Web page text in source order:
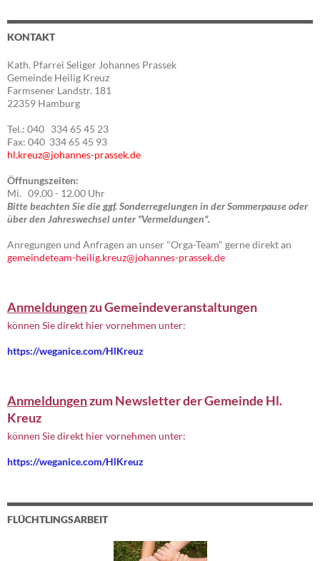
KONTAKT
Kath. Pfarrei Seliger Johannes Prassek
Gemeinde Heilig Kreuz
Farmsener Landstr. 181
22359 Hamburg
Tel.: 040 334 65 45 23
Fax: 040 334 65 45 93
hl.kreuz@johannes-prassek.de
Öffnungszeiten:
Mi. 09.00 - 12.00 Uhr
Bitte beachten Sie die ggf. Sonderregelungen in der Sommerpause oder
über den Jahreswechsel unter "Vermeldungen".
Anregungen und Anfragen an unser "Orga-Team" gerne direkt an
gemeindeteam-heilig.kreuz@johannes-prassek.de
Anmeldungenzu Gemeindeveranstaltungen
können Sie direkt hier vornehmen unter:
https://weganice.com/HlKreuz
Anmeldungenzum Newsletter der Gemeinde Hl.
Kreuz
können Sie direkt hier vornehmen unter:
https://weganice.com/HlKreuz
FLÜCHTLINGSARBEIT